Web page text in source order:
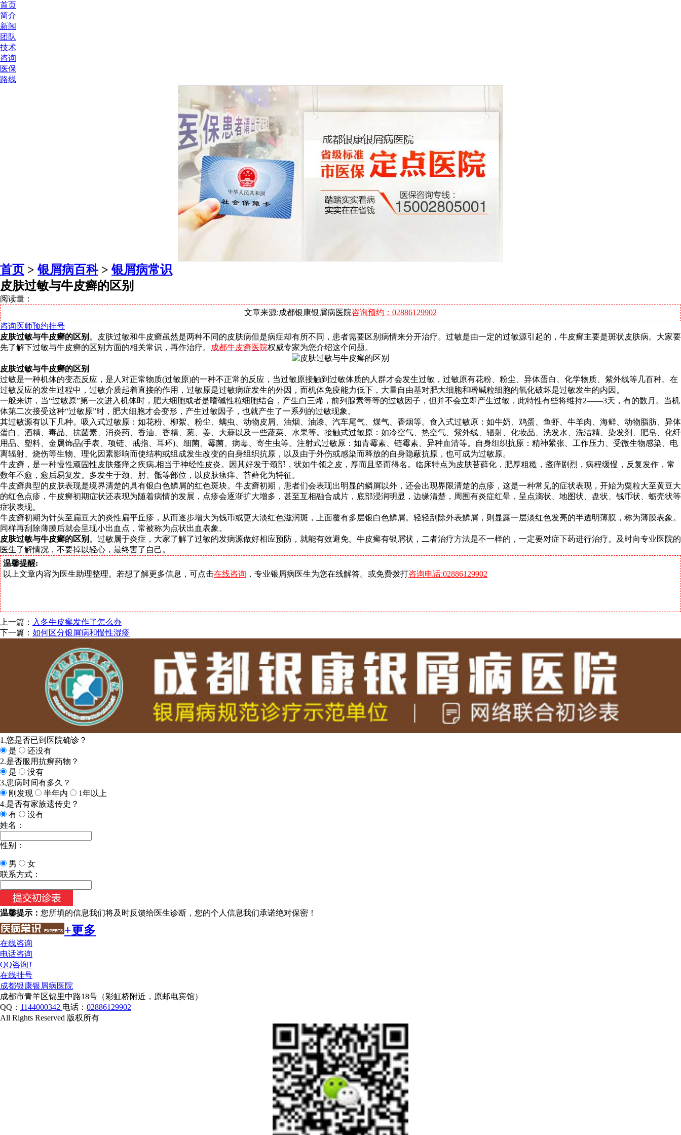
首页
简介
新闻
团队
技术
咨询
医保
路线
首页 >银屑病百科>银屑病常识
皮肤过敏与牛皮癣的区别
阅读量：
文章来源:成都银康银屑病医院咨询预约：02886129902
咨询医师预约挂号
皮肤过敏与牛皮癣的区别 。皮肤过敏和牛皮癣虽然是两种不同的皮肤病但是病症却有所不同，患者需要区别病情来分开治疗。过敏是由一定的过敏源引起的，牛皮癣主要是斑状皮肤病。大家要
先了解下过敏与牛皮癣的区别方面的相关常识，再作治疗。
成都牛皮癣医院权威专家为您介绍这个问题。
皮肤过敏与牛皮癣的区别
过敏是一种机体的变态反应，是人对正常物质(过敏原)的一种不正常的反应，当过敏原接触到过敏体质的人群才会发生过敏，过敏原有花粉、粉尘、异体蛋白、化学物质、紫外线等几百种。在
过敏反应的发生过程中，过敏介质起着直接的作用，过敏原是过敏病症发生的外因，而机体免疫能力低下，大量自由基对肥大细胞和嗜碱粒细胞的氧化破坏是过敏发生的内因。
一般来讲，当“过敏原”第一次进入机体时，肥大细胞或者是嗜碱性粒细胞结合，产生白三烯，前列腺素等等的过敏因子，但并不会立即产生过敏，此特性有些将维持2——3天，有的数月。当机
体第二次接受这种“过敏原”时，肥大细胞才会变形，产生过敏因子，也就产生了一系列的过敏现象。
其过敏源有以下几种。吸入式过敏原：如花粉、柳絮、粉尘、螨虫、动物皮屑、油烟、油漆、汽车尾气、煤气、香烟等。食入式过敏原：如牛奶、鸡蛋、鱼虾、牛羊肉、海鲜、动物脂肪、异体
蛋白、酒精、毒品、抗菌素、消炎药、香油、香精、葱、姜、大蒜以及一些蔬菜、水果等。接触式过敏原：如冷空气、热空气、紫外线、辐射、化妆品、洗发水、洗洁精、染发剂、肥皂、化纤
用品、塑料、金属饰品(手表、项链、戒指、耳环)、细菌、霉菌、病毒、寄生虫等。注射式过敏原：如青霉素、链霉素、异种血清等。自身组织抗原：精神紧张、工作压力、受微生物感染、电
离辐射、烧伤等生物、理化因素影响而使结构或组成发生改变的自身组织抗原，以及由于外伤或感染而释放的自身隐蔽抗原，也可成为过敏原。
牛皮癣，是一种慢性顽固性皮肤瘙痒之疾病,相当于神经性皮炎。因其好发于颈部，状如牛领之皮，厚而且坚而得名。临床特点为皮肤苔藓化，肥厚粗糙，瘙痒剧烈，病程缓慢，反复发作，常
数年不愈，愈后易复发。多发生于颈、肘、骶等部位，以皮肤瘙痒、苔藓化为特征。
牛皮癣典型的皮肤表现是境界清楚的具有银白色鳞屑的红色斑块。牛皮癣初期，患者们会表现出明显的鳞屑以外，还会出现界限清楚的点疹，这是一种常见的症状表现，开始为粟粒大至黄豆大
的红色点疹，牛皮癣初期症状还表现为随着病情的发展，点疹会逐渐扩大增多，甚至互相融合成片，底部浸润明显，边缘清楚，周围有炎症红晕，呈点滴状、地图状、盘状、钱币状、蛎壳状等
症状表现。
牛皮癣初期为针头至扁豆大的炎性扁平丘疹，从而逐步增大为钱币或更大淡红色滋润斑，上面覆有多层银白色鳞屑。轻轻刮除外表鳞屑，则显露一层淡红色发亮的半透明薄膜，称为薄膜表象。
同样再刮除薄膜后就会呈现小出血点，常被称为点状出血表象。
皮肤过敏与牛皮癣的区别 。过敏属于炎症，大家了解了过敏的发病源做好相应预防，就能有效避免。牛皮癣有银屑状，二者治疗方法是不一样的，一定要对症下药进行治疗。及时向专业医院的
医生了解情况，不要掉以轻心，最终害了自己。
温馨提醒:
以上文章内容为医生助理整理。若想了解更多信息，可点击在线咨询 ，专业银屑病医生为您在线解答。或免费拨打咨询电话:02886129902
上一篇： 入冬牛皮癣发作了怎么办
下一篇： 如何区分银屑病和慢性湿疹
1.您是否已到医院确诊？
是
还没有
2.是否服用抗癣药物？
是
没有
3.患病时间有多久？
刚发现
半年内
1年以上
4.是否有家族遗传史？
有
没有
姓名：
性别：
男
女
联系方式：
温馨提示： 您所填的信息我们将及时反馈给医生诊断，您的个人信息我们承诺绝对保密！
+更多
在线咨询
电话咨询
QQ咨询1
在线挂号
成都银康银屑病医院
成都市青羊区锦里中路18号（彩虹桥附近，原邮电宾馆）
QQ： 1144000342 电话： 02886129902
All Rights Reserved 版权所有